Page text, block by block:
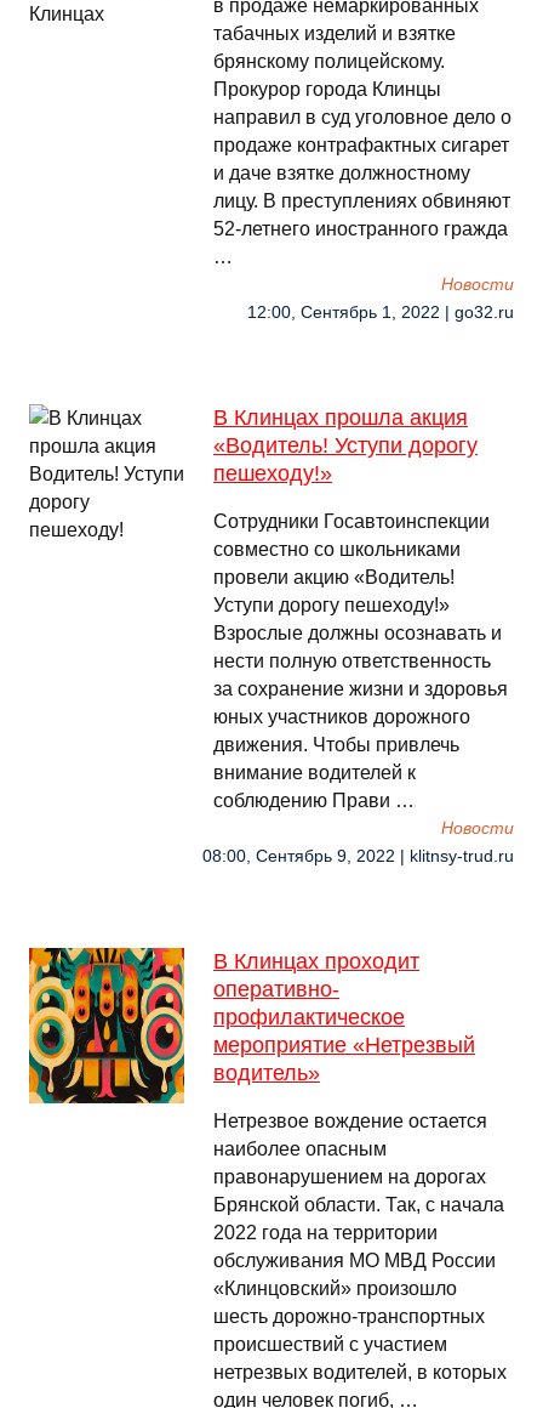
в продаже немаркированных
табачных изделий и взятке
брянскому полицейскому.
Прокурор города Клинцы
направил в суд уголовное дело о
продаже контрафактных сигарет
и даче взятке должностному
лицу. В преступлениях обвиняют
52-летнего иностранного гражда
…
Новости
12:00, Сентябрь 1, 2022 | go32.ru
В Клинцах прошла акция
«Водитель! Уступи дорогу
пешеходу!»
Сотрудники Госавтоинспекции
совместно со школьниками
провели акцию «Водитель!
Уступи дорогу пешеходу!»
Взрослые должны осознавать и
нести полную ответственность
за сохранение жизни и здоровья
юных участников дорожного
движения. Чтобы привлечь
внимание водителей к
соблюдению Прави …
Новости
08:00, Сентябрь 9, 2022 | klitnsy-trud.ru
В Клинцах проходит
оперативно-
профилактическое
мероприятие «Нетрезвый
водитель»
Нетрезвое вождение остается
наиболее опасным
правонарушением на дорогах
Брянской области. Так, с начала
2022 года на территории
обслуживания МО МВД России
«Клинцовский» произошло
шесть дорожно-транспортных
происшествий с участием
нетрезвых водителей, в которых
один человек погиб, …